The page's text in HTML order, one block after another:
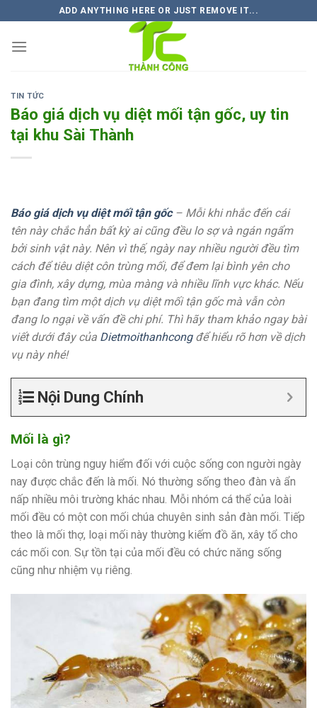
to
content
ADD ANYTHING HERE OR JUST REMOVE IT...
TIN TỨC
Báo giá dịch vụ diệt mối tận gốc, uy tin
tại khu Sài Thành
Báo giá dịch vụ diệt mối tận gốc– Mỗi khi nhắc đến cái
tên này chắc hẳn bất kỳ ai cũng đều lo sợ và ngán ngẩm
bởi sinh vật này. Nên vì thế, ngày nay nhiều người đều tìm
cách để tiêu diệt côn trùng mối, để đem lại bình yên cho
gia đình, xây dựng, mùa màng và nhiều lĩnh vực khác. Nếu
bạn đang tìm một dịch vụ diệt mối tận gốc mà vẫn còn
đang lo ngại về vấn đề chi phí. Thì hãy tham khảo ngay bài
viết dưới đây của Dietmoithanhcongđể hiểu rõ hơn về dịch
vụ này nhé!
Nội Dung Chính
Mối là gì?
Loại côn trùng nguy hiểm đối với cuộc sống con người ngày
nay được chắc đến là mối. Nó thường sống theo đàn và ẩn
nấp nhiều môi trường khác nhau. Mỗi nhóm cá thể của loài
mối đều có một con mối chúa chuyên sinh sản đàn mối. Tiếp
theo là mối thợ, loại mối này thường kiếm đồ ăn, xây tổ cho
các mối con. Sự tồn tại của mối đều có chức năng sống
cũng như nhiệm vụ riêng.